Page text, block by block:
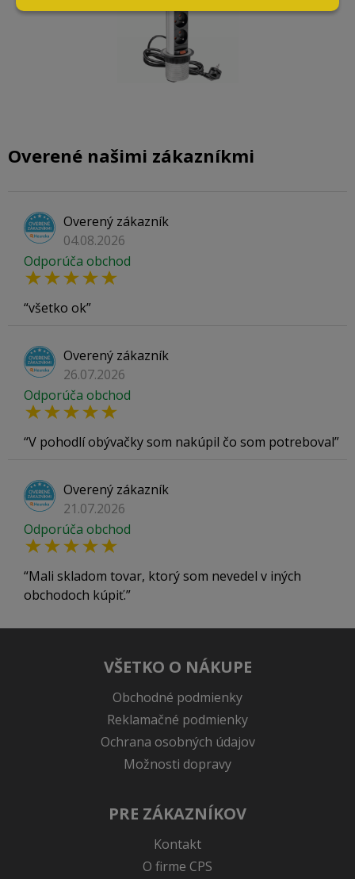
Overené našimi zákazníkmi
Overený zákazník
04.08.2026
Odporúča obchod
všetko ok
Overený zákazník
26.07.2026
Odporúča obchod
V pohodlí obývačky som nakúpil čo som potreboval
Overený zákazník
21.07.2026
Odporúča obchod
Mali skladom tovar, ktorý som nevedel v iných
obchodoch kúpiť.
VŠETKO O NÁKUPE
Obchodné podmienky
Reklamačné podmienky
Ochrana osobných údajov
Možnosti dopravy
PRE ZÁKAZNÍKOV
Kontakt
O firme CPS